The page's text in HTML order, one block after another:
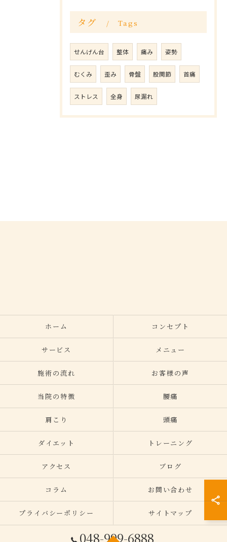
タグ Tags
せんげん台 整体 痛み 姿勢
むくみ 歪み 骨盤 股関節 首痛
ストレス 全身 尿漏れ
048-999-6888
ホーム コンセプト
サービス メニュー
施術の流れ お客様の声
当院の特徴 腰痛
肩こり 頭痛
ダイエット トレーニング
アクセス ブログ
コラム お問い合わせ
プライバシーポリシー サイトマップ